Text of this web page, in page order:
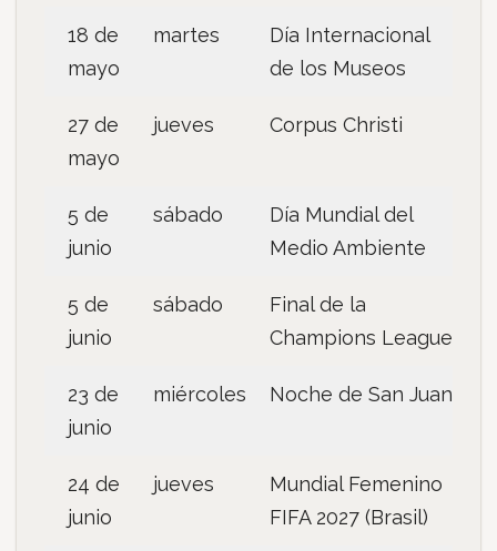
18 de
mayo
martes
Día Internacional
de los Museos
27 de
mayo
jueves Corpus Christi
5 de
junio
sábado
Día Mundial del
Medio Ambiente
5 de
junio
sábado
Final de la
Champions League
23 de
junio
miércoles Noche de San Juan
24 de
junio
jueves
Mundial Femenino
FIFA 2027 (Brasil)